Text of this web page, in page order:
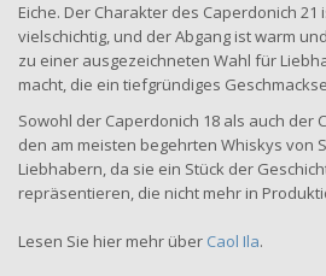
Eiche. Der Charakter des Caperdonich
vielschichtig, und der Abgang ist warm
zu einer ausgezeichneten Wahl für
macht, die ein tiefgründiges
Sowohl der Caperdonich 18 als auch der
den am meisten begehrten Whiskys von
Liebhabern, da sie ein Stück der
repräsentieren, die nicht mehr in
Lesen Sie hier mehr über Caol Ila.